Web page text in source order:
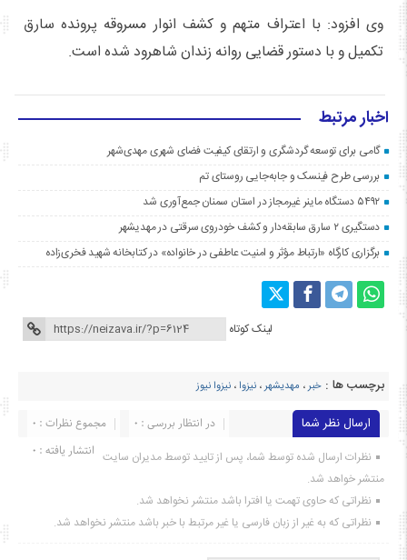
وی افزود: با اعتراف متهم و کشف انوار مسروقه پرونده سارق
تکمیل و با دستور قضایی روانه زندان شاهرود شده است.
اخبار مرتبط
گامی برای توسعه گردشگری و ارتقای کیفیت فضای شهری مهدی‌شهر
بررسی طرح فینسک و جابه‌جایی روستای تم
۵۴۹۲ دستگاه ماینر غیرمجاز در استان سمنان جمع‌آوری شد
دستگیری ۲ سارق سابقه‌دار و کشف خودروی سرقتی در مهدیشهر
برگزاری کارگاه «ارتباط مؤثر و امنیت عاطفی در خانواده» در کتابخانه شهید فخری‌زاده
لینک کوتاه
برچسب ها : خبر، مهدیشهر، نیزوا ، نیزوا نیوز
ارسال نظر شما مجموع نظرات : 0
در انتظار بررسی : 0
انتشار یافته : ۰ نظرات ارسال شده توسط شما، پس از تایید توسط مدیران سایت
منتشر خواهد شد.
نظراتی که حاوی تهمت یا افترا باشد منتشر نخواهد شد.
نظراتی که به غیر از زبان فارسی یا غیر مرتبط با خبر باشد منتشر نخواهد شد.